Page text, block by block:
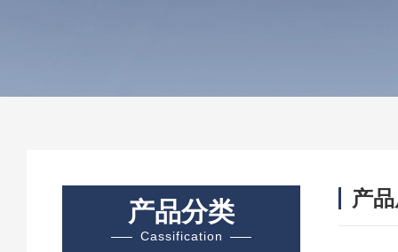
产品分类
Cassification
产